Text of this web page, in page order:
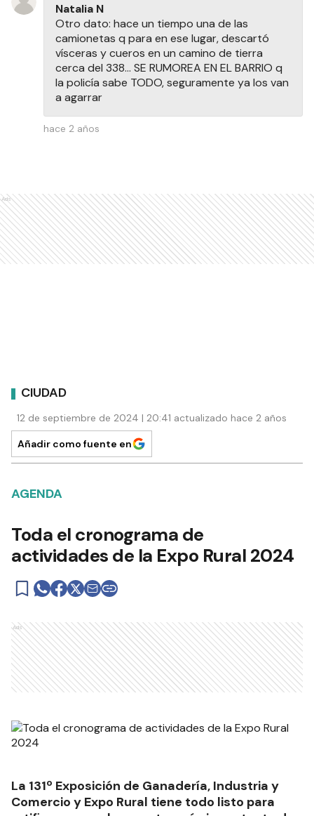
Natalia N
Otro dato: hace un tiempo una de las
camionetas q para en ese lugar, descartó
vísceras y cueros en un camino de tierra
cerca del 338... SE RUMOREA EN EL BARRIO q
la policía sabe TODO, seguramente ya los van
a agarrar
hace 2 años
Ads
CIUDAD
12 de septiembre de 2024 | 20:41 actualizado hace 2 años
Añadir como fuente en
AGENDA
Toda el cronograma de
actividades de la Expo Rural 2024
Ads
La 131º Exposición de Ganadería, Industria y
Comercio y Expo Rural tiene todo listo para